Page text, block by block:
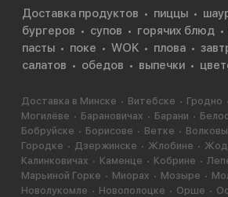
Доставка продуктов пиццы
бургеров
супов горячих блюд
пасты
поке WOK плова
салатов
обедов выпечки
Доставка в Минске Витебске Гродно
Могилёве
Барановичах Барани
Бобруйске
Борисове Ветке
Городке
Дзержинске Жлобине
Калинковичах
Каменце Кобрине
Марьиной Горке
Миорах Мозыре
Новолукомле
Новополоцке Орше